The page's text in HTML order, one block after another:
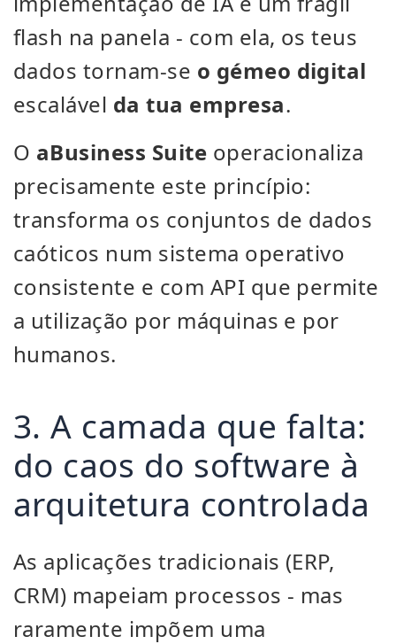
flash na panela - com ela, os teus
dados tornam-se o gémeo digital
escalável da tua empresa.
O aBusiness Suite operacionaliza
precisamente este princípio:
transforma os conjuntos de dados
caóticos num sistema operativo
consistente e com API que permite
a utilização por máquinas e por
humanos.
3. A camada que falta:
do caos do software à
arquitetura controlada
As aplicações tradicionais (ERP,
CRM) mapeiam processos - mas
raramente impõem uma